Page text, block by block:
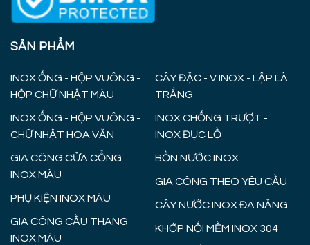
SẢN PHẨM
INOX ỐNG - HỘP VUÔNG -
HỘP CHỮ NHẬT MÀU
INOX ỐNG - HỘP VUÔNG -
CHỮ NHẬT HOA VĂN
GIA CÔNG CỬA CỔNG
INOX MÀU
PHỤ KIỆN INOX MÀU
GIA CÔNG CẦU THANG
INOX MÀU
CÂY ĐẶC - V INOX - LẬP LÀ
TRẮNG
INOX CHỐNG TRƯỢT -
INOX ĐỤC LỖ
BỒN NƯỚC INOX
GIA CÔNG THEO YÊU CẦU
CÂY NƯỚC INOX ĐA NĂNG
KHỚP NỐI MỀM INOX 304